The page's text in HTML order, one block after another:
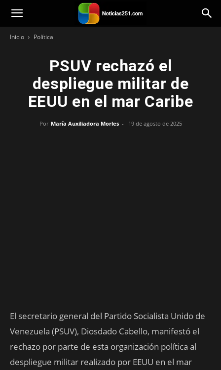
Noticias251
Inicio Política
PSUV rechazó el
despliegue militar de
EEUU en el mar Caribe
Por María Auxiliadora Morles - 19 de agosto de 2025
El secretario general del Partido Socialista Unido de
Venezuela (PSUV), Diosdado Cabello, manifestó el
rechazo por parte de esta organización política al
despliegue militar realizado por EEUU en el mar